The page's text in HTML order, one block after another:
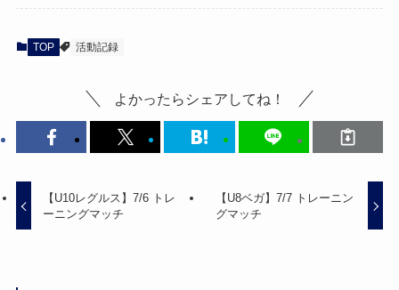
TOP 活動記録
よかったらシェアしてね！
【U10レグルス】7/6 トレ
ーニングマッチ
【U8ベガ】7/7 トレーニン
グマッチ